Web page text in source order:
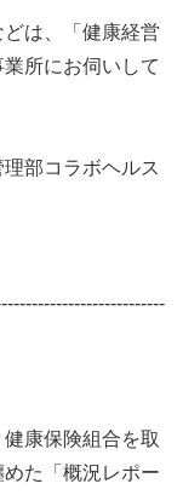
は、「健康経営
所にお伺いして
部コラボヘルス
康保険組合を取
た「概況レポー